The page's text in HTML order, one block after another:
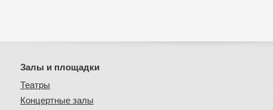
Залы и площадки
Театры
Концертные залы